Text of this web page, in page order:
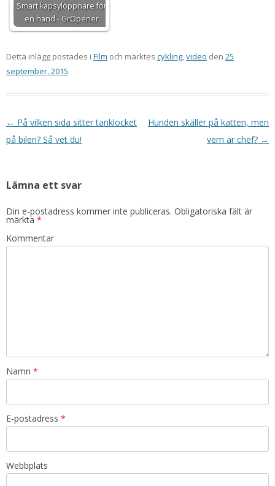
Smart kapsylöppnare för
en hand - GrOpener
Detta inlägg postades i Film och märktes cykling,video den 25
september, 2015.
Inläggsnavigering
← På vilken sida sitter tanklocket
på bilen? Så vet du!
Hunden skäller på katten, men
vem är chef? →
Lämna ett svar
Din e-postadress kommer inte publiceras. Obligatoriska fält är
märkta *
Kommentar
Namn *
E-postadress *
Webbplats